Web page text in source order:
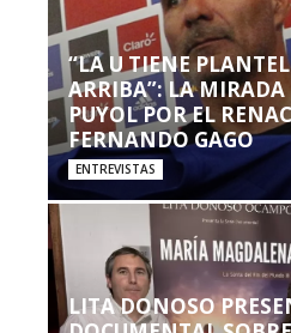
“LA U TIENE
ARRIBA”: LA
PUYOL POR EL
FERNANDO GAGO
ENTREVISTAS
LITA DONOSO